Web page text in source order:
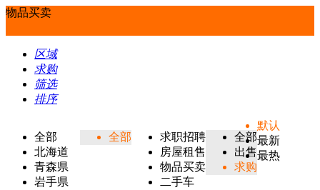
物品买卖
区域
求购
筛选
排序
全部
北海道
青森県
岩手県
全部
求职招聘
房屋租售
物品买卖
二手车
全部
出售
求购
默认
最新
最热